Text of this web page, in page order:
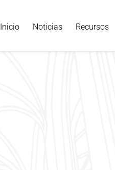
Inicio Noticias Recursos